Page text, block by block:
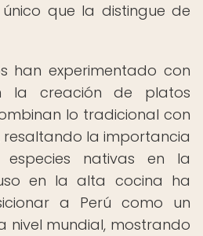
que la distingue de
han experimentado con
creación de platos
lo tradicional con
la importancia
nativas en la
en la alta cocina ha
a Perú como un
nivel mundial, mostrando